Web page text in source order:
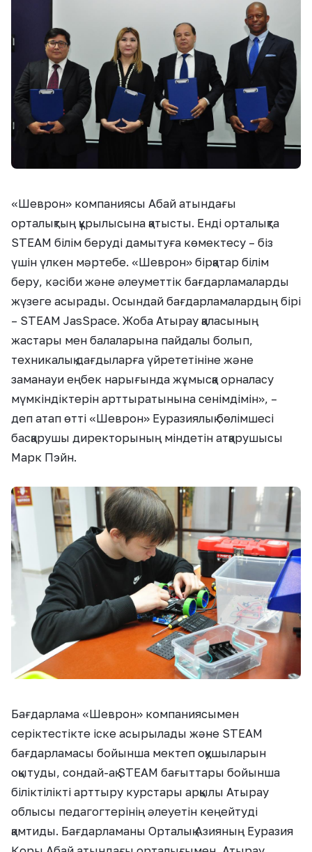
«Шеврон» компаниясы Абай атындағы
орталықтың құрылысына қатысты. Енді орталықта
STEAM білім беруді дамытуға көмектесу – біз
үшін үлкен мәртебе. «Шеврон» бірқатар білім
беру, кәсіби және әлеуметтік бағдарламаларды
жүзеге асырады. Осындай бағдарламалардың бірі
– STEAM JasSpace. Жоба Атырау қаласының
жастары мен балаларына пайдалы болып,
техникалық дағдыларға үйрететініне және
заманауи еңбек нарығында жұмысқа орналасу
мүмкіндіктерін арттыратынына сенімдімін», –
деп атап өтті «Шеврон» Еуразиялық бөлімшесі
басқарушы директорының міндетін атқарушысы
Марк Пэйн.
Бағдарлама «Шеврон» компаниясымен
серіктестікте іске асырылады және STEAM
бағдарламасы бойынша мектеп оқушыларын
оқытуды, сондай-ақ STEAM бағыттары бойынша
біліктілікті арттыру курстары арқылы Атырау
облысы педагогтерінің әлеуетін кеңейтуді
қамтиды. Бағдарламаны Орталық Азияның Еуразия